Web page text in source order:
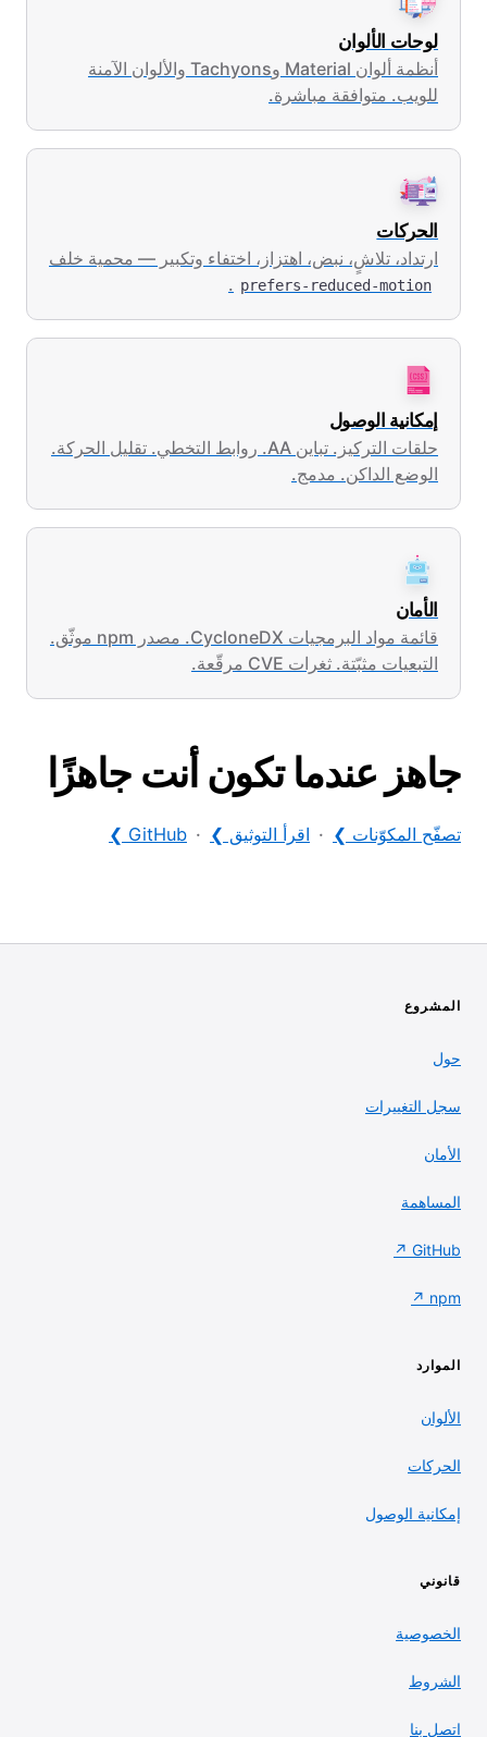
لوحات الألوان
أنظمة ألوان Material وTachyons والألوان الآمنة
للويب. متوافقة مباشرة.
الحركات
ارتداد، تلاشٍ، نبض، اهتزاز، اختفاء وتكبير — محمية خلف
prefers-reduced-motion
.
إمكانية الوصول
حلقات التركيز. تباين AA. روابط التخطي. تقليل الحركة.
الوضع الداكن. مدمج.
الأمان
قائمة مواد البرمجيات CycloneDX. مصدر npm موثّق.
التبعيات مثبّتة. ثغرات CVE مرقّعة.
جاهز عندما تكون أنت جاهزًا
تصفّح المكوّنات ❯ · اقرأ التوثيق ❯ ·
GitHub ❯
المشروع
حول
سجل التغييرات
الأمان
المساهمة
GitHub ↗
npm ↗
الموارد
الألوان
الحركات
إمكانية الوصول
قانوني
الخصوصية
الشروط
اتصل بنا